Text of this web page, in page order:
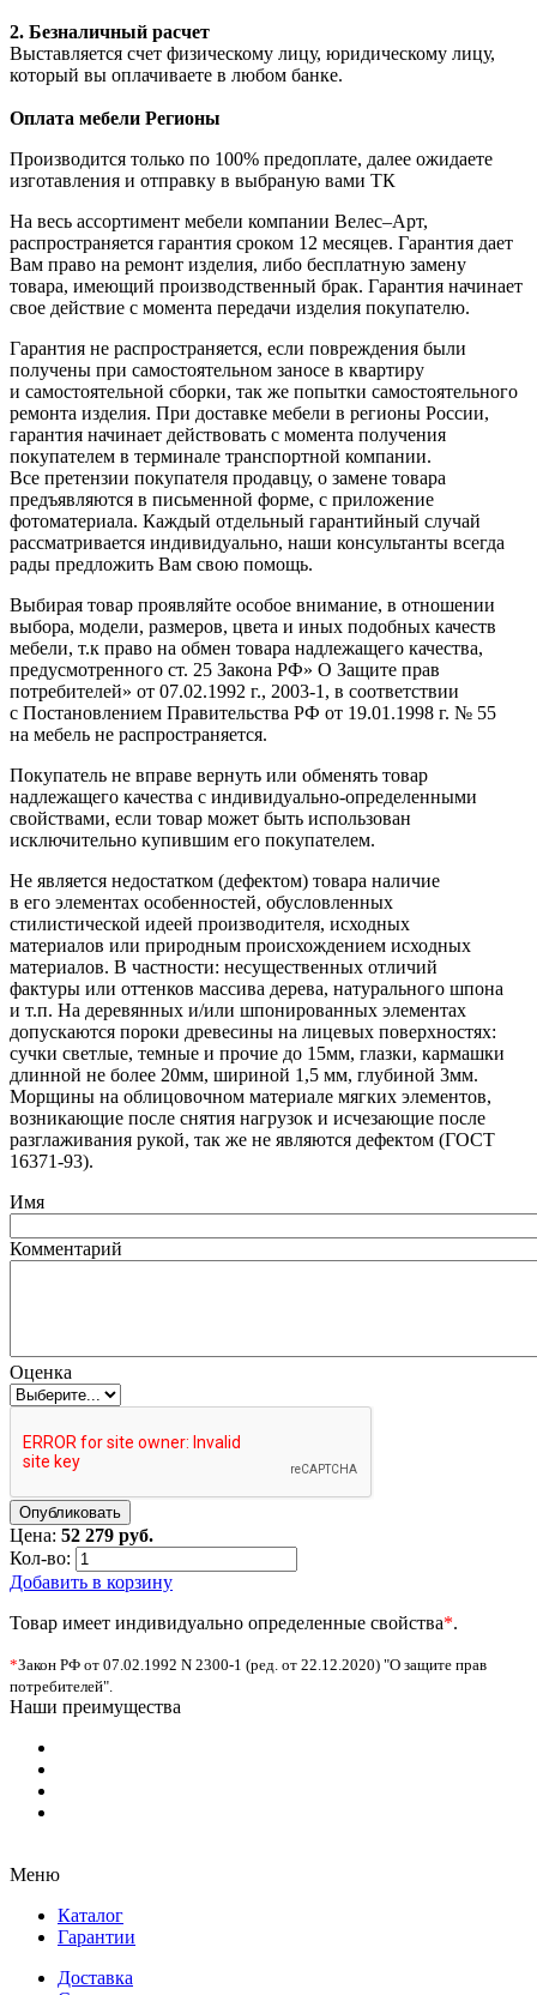
2. Безналичный расчет
Выставляется счет физическому лицу, юридическому лицу,
который вы оплачиваете в любом банке.
Оплата мебели Регионы
Производится только по 100% предоплате, далее ожидаете
изготавления и отправку в выбраную вами ТК
На весь ассортимент мебели компании Велес–Арт,
распространяется гарантия сроком 12 месяцев. Гарантия дает
Вам право на ремонт изделия, либо бесплатную замену
товара, имеющий производственный брак. Гарантия начинает
свое действие с момента передачи изделия покупателю.
Гарантия не распространяется, если повреждения были
получены при самостоятельном заносе в квартиру
и самостоятельной сборки, так же попытки самостоятельного
ремонта изделия. При доставке мебели в регионы России,
гарантия начинает действовать с момента получения
покупателем в терминале транспортной компании.
Все претензии покупателя продавцу, о замене товара
предъявляются в письменной форме, с приложение
фотоматериала. Каждый отдельный гарантийный случай
рассматривается индивидуально, наши консультанты всегда
рады предложить Вам свою помощь.
Выбирая товар проявляйте особое внимание, в отношении
выбора, модели, размеров, цвета и иных подобных качеств
мебели, т.к право на обмен товара надлежащего качества,
предусмотренного ст. 25 Закона РФ» О Защите прав
потребителей» от 07.02.1992 г., 2003-1, в соответствии
с Постановлением Правительства РФ от 19.01.1998 г. № 55
на мебель не распространяется.
Покупатель не вправе вернуть или обменять товар
надлежащего качества с индивидуально-определенными
свойствами, если товар может быть использован
исключительно купившим его покупателем.
Не является недостатком (дефектом) товара наличие
в его элементах особенностей, обусловленных
стилистической идеей производителя, исходных
материалов или природным происхождением исходных
материалов. В частности: несущественных отличий
фактуры или оттенков массива дерева, натурального шпона
и т.п. На деревянных и/или шпонированных элементах
допускаются пороки древесины на лицевых поверхностях:
сучки светлые, темные и прочие до 15мм, глазки, кармашки
длинной не более 20мм, шириной 1,5 мм, глубиной 3мм.
Морщины на облицовочном материале мягких элементов,
возникающие после снятия нагрузок и исчезающие после
разглаживания рукой, так же не являются дефектом (ГОСТ
16371-93).
Имя
Комментарий
Оценка
Цена: 52 279 руб.
Кол-во:
Добавить в корзину
Товар имеет индивидуально определенные свойства*.
*Закон РФ от 07.02.1992 N 2300-1 (ред. от 22.12.2020) "О защите прав
потребителей".
Наши преимущества
Меню
Каталог
Гарантии
Доставка